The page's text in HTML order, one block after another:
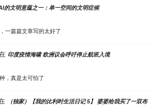
的文明意蕴之一：单一空间的文明症候
一篇篇文章写的太好了
印度疫情海啸 欧洲议会呼吁停止航班入境
，真是太可怕了
（独家）【我的比利时生活日记 5】 婆婆给我买了一双布